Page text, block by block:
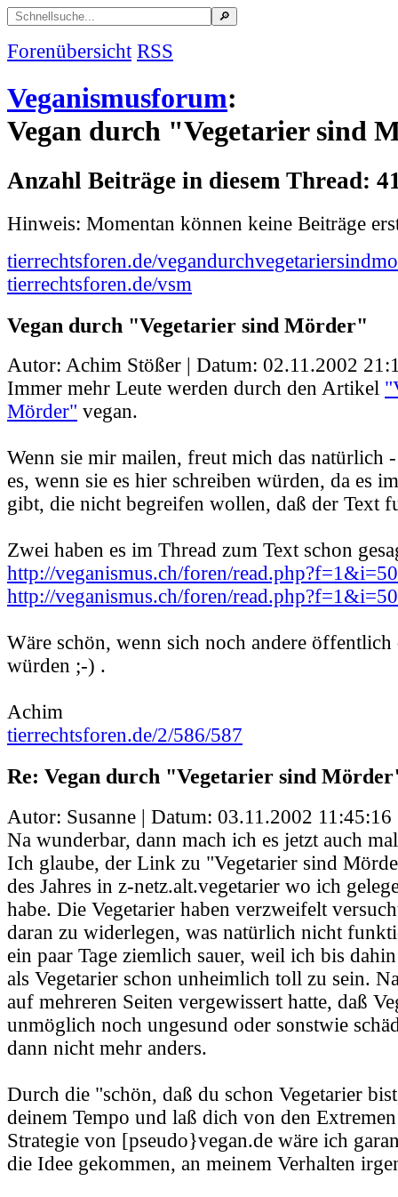
Forenübersicht RSS
Veganismusforum:
Vegan durch "Vegetarier sind
Anzahl Beiträge in diesem Thread:
Hinweis: Momentan können keine Beiträge
tierrechtsforen.de/
tierrechtsforen.de/vsm
Vegan durch "Vegetarier sind Mörder"
Autor: Achim Stößer | Datum: 02.11.2002
Immer mehr Leute werden durch den Artikel
Mörder" vegan.
Wenn sie mir mailen, freut mich das natürlich -
es, wenn sie es hier schreiben würden, da es
gibt, die nicht begreifen wollen, daß der Text
Zwei haben es im Thread zum Text schon
http://veganismus.ch/foren/
http://veganismus.ch/foren/
Wäre schön, wenn sich noch andere öffentlich
würden ;-) .
Achim
tierrechtsforen.de/2/586/587
Re: Vegan durch "Vegetarier sind
Autor: Susanne | Datum: 03.11.2002 11:45:16
Na wunderbar, dann mach ich es jetzt auch
Ich glaube, der Link zu "Vegetarier sind
des Jahres in z-netz.alt.vegetarier wo ich
habe. Die Vegetarier haben verzweifelt
daran zu widerlegen, was natürlich nicht
ein paar Tage ziemlich sauer, weil ich bis
als Vegetarier schon unheimlich toll zu sein.
auf mehreren Seiten vergewissert hatte, daß
unmöglich noch ungesund oder sonstwie
dann nicht mehr anders.
Durch die "schön, daß du schon Vegetarier
deinem Tempo und laß dich von den
Strategie von [pseudo}vegan.de wäre ich
die Idee gekommen, an meinem Verhalten